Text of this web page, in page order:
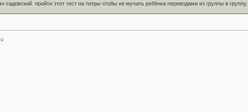
садовский пройти этот тест на титры чтобы не мучать ребёнка переводами из группы в группу.